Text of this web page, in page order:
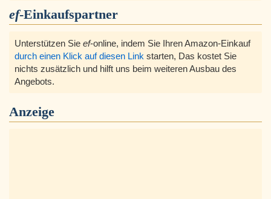
ef-Einkaufspartner
Unterstützen Sie ef-online, indem Sie Ihren Amazon-Einkauf
durch einen Klick auf diesen Link starten, Das kostet Sie
nichts zusätzlich und hilft uns beim weiteren Ausbau des
Angebots.
Anzeige